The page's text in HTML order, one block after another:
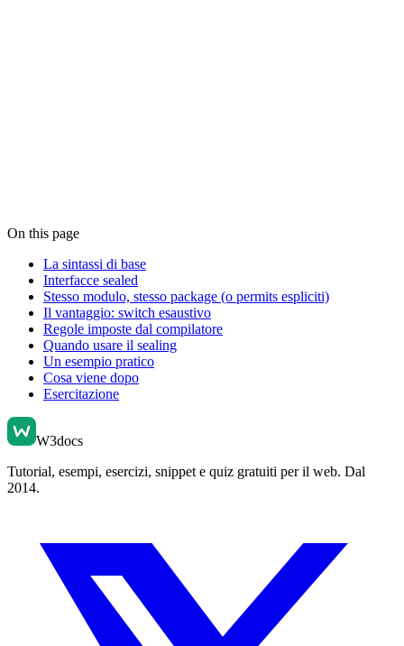
On this page
La sintassi di base
Interfacce sealed
Stesso modulo, stesso package (o permits espliciti)
Il vantaggio: switch esaustivo
Regole imposte dal compilatore
Quando usare il sealing
Un esempio pratico
Cosa viene dopo
Esercitazione
W3docs
Tutorial, esempi, esercizi, snippet e quiz gratuiti per il web. Dal
2014.